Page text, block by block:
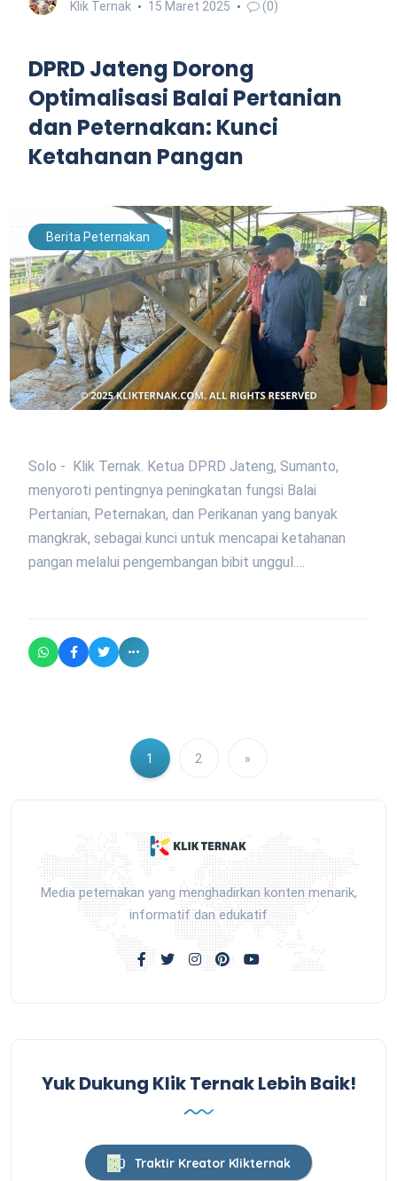
Klik Ternak 15 Maret 2025 (0)
DPRD Jateng Dorong
Optimalisasi Balai Pertanian
dan Peternakan: Kunci
Ketahanan Pangan
Berita Peternakan
Solo - Klik Ternak. Ketua DPRD Jateng, Sumanto,
menyoroti pentingnya peningkatan fungsi Balai
Pertanian, Peternakan, dan Perikanan yang banyak
mangkrak, sebagai kunci untuk mencapai ketahanan
pangan melalui pengembangan bibit unggul.…
1 2 »
Media peternakan yang menghadirkan konten menarik,
informatif dan edukatif
Yuk Dukung Klik Ternak Lebih Baik!
Traktir Kreator Klikternak